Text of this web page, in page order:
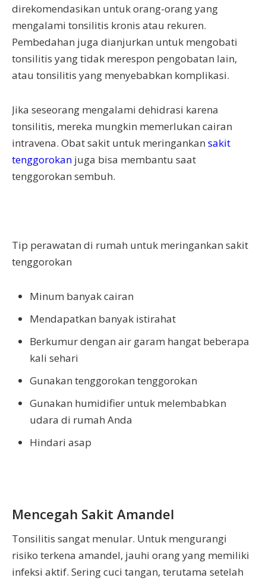
direkomendasikan untuk orang-orang yang
mengalami tonsilitis kronis atau rekuren.
Pembedahan juga dianjurkan untuk mengobati
tonsilitis yang tidak merespon pengobatan lain,
atau tonsilitis yang menyebabkan komplikasi.
Jika seseorang mengalami dehidrasi karena
tonsilitis, mereka mungkin memerlukan cairan
intravena. Obat sakit untuk meringankan sakit
tenggorokan juga bisa membantu saat
tenggorokan sembuh.
Tip perawatan di rumah untuk meringankan sakit
tenggorokan
Minum banyak cairan
Mendapatkan banyak istirahat
Berkumur dengan air garam hangat beberapa
kali sehari
Gunakan tenggorokan tenggorokan
Gunakan humidifier untuk melembabkan
udara di rumah Anda
Hindari asap
Mencegah Sakit Amandel
Tonsilitis sangat menular. Untuk mengurangi
risiko terkena amandel, jauhi orang yang memiliki
infeksi aktif. Sering cuci tangan, terutama setelah